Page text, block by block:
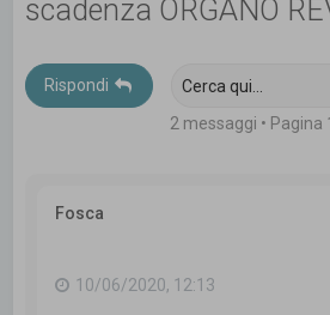
scadenza ORGANO
Rispondi
2 messaggi • Pagina
Fosca
10/06/2020, 12:13